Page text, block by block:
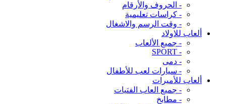
- الحروف والأرقام
- كراسات تعليمية
- وقت الرسم والاشغال
ألعاب للاولاد
- جميع الألعاب
- SPORT
- دمى
- سيارات لعب للأطفال
ألعاب للأميرات
- جميع العاب الفتيات
- مطابخ